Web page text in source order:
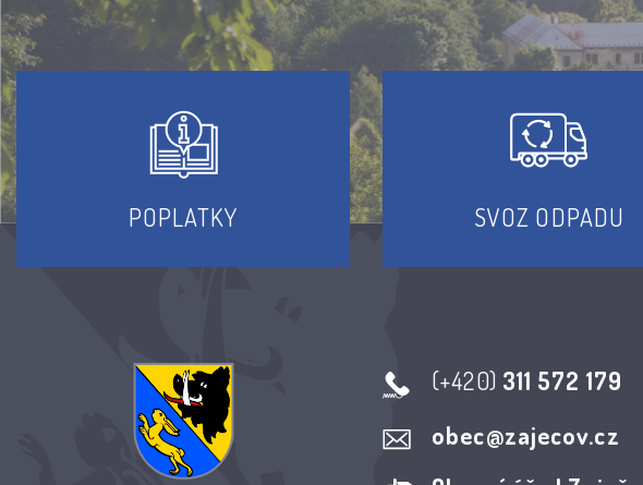
POPLATKY SVOZ ODPADU
(+420) 311 572 179
obec@zajecov.cz